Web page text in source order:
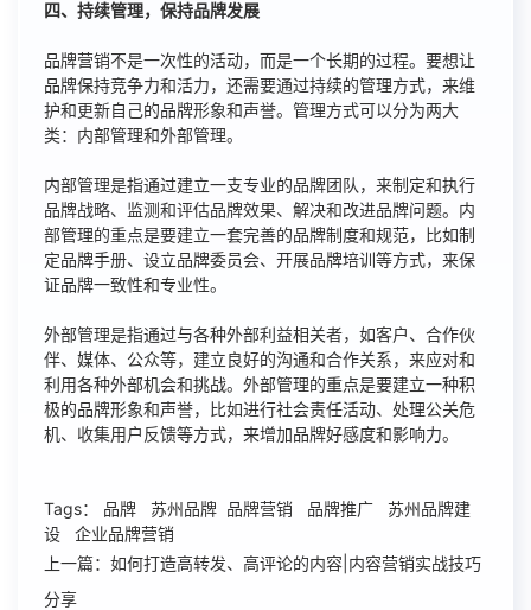
四、持续管理，保持品牌发展
品牌营销不是一次性的活动，而是一个长期的过程。要想让
品牌保持竞争力和活力，还需要通过持续的管理方式，来维
护和更新自己的品牌形象和声誉。管理方式可以分为两大
类：内部管理和外部管理。
内部管理是指通过建立一支专业的品牌团队，来制定和执行
品牌战略、监测和评估品牌效果、解决和改进品牌问题。内
部管理的重点是要建立一套完善的品牌制度和规范，比如制
定品牌手册、设立品牌委员会、开展品牌培训等方式，来保
证品牌一致性和专业性。
外部管理是指通过与各种外部利益相关者，如客户、合作伙
伴、媒体、公众等，建立良好的沟通和合作关系，来应对和
利用各种外部机会和挑战。外部管理的重点是要建立一种积
极的品牌形象和声誉，比如进行社会责任活动、处理公关危
机、收集用户反馈等方式，来增加品牌好感度和影响力。
Tags： 品牌 苏州品牌 品牌营销 品牌推广 苏州品牌建
设 企业品牌营销
上一篇：如何打造高转发、高评论的内容|内容营销实战技巧
分享